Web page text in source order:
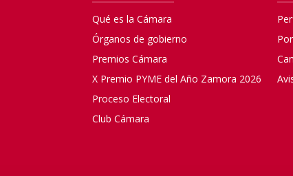
Qué es la Cámara
Órganos de gobierno
Premios Cámara
X Premio PYME del Año Zamora 2026
Proceso Electoral
Club Cámara